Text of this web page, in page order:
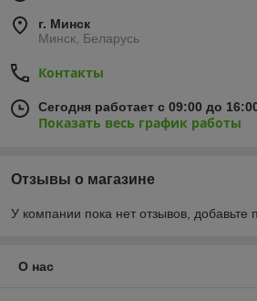
г. Минск
Минск, Беларусь
Контакты
Сегодня работает с 09:00 до
Показать весь график работы
Отзывы о магазине
У компании пока нет отзывов, добавьте
О нас